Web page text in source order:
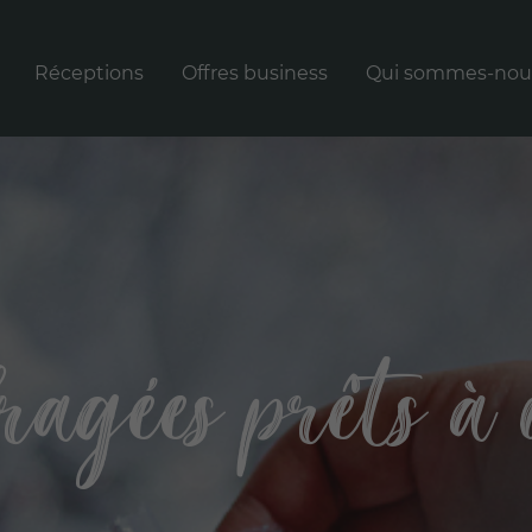
Réceptions Offres business Qui sommes-
à Carbonne
Rechercher
prêts